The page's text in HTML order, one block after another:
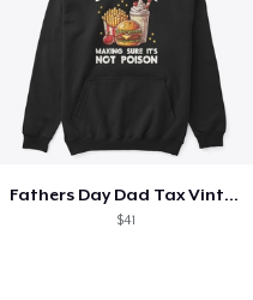
Fathers Day Dad Tax Vintage Papa T-Shirt
$41